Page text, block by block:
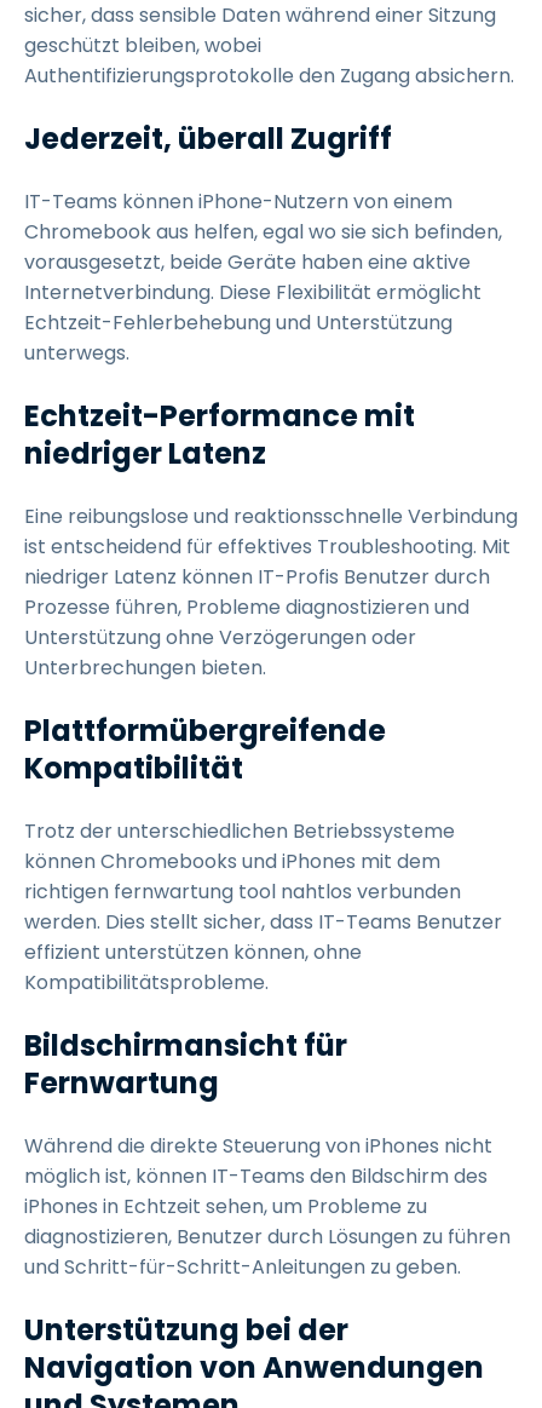
sicher, dass sensible Daten während einer Sitzung
geschützt bleiben, wobei
Authentifizierungsprotokolle den Zugang absichern.
Jederzeit, überall Zugriff
IT-Teams können iPhone-Nutzern von einem
Chromebook aus helfen, egal wo sie sich befinden,
vorausgesetzt, beide Geräte haben eine aktive
Internetverbindung. Diese Flexibilität ermöglicht
Echtzeit-Fehlerbehebung und Unterstützung
unterwegs.
Echtzeit-Performance mit
niedriger Latenz
Eine reibungslose und reaktionsschnelle Verbindung
ist entscheidend für effektives Troubleshooting. Mit
niedriger Latenz können IT-Profis Benutzer durch
Prozesse führen, Probleme diagnostizieren und
Unterstützung ohne Verzögerungen oder
Unterbrechungen bieten.
Plattformübergreifende
Kompatibilität
Trotz der unterschiedlichen Betriebssysteme
können Chromebooks und iPhones mit dem
richtigen fernwartung tool nahtlos verbunden
werden. Dies stellt sicher, dass IT-Teams Benutzer
effizient unterstützen können, ohne
Kompatibilitätsprobleme.
Bildschirmansicht für
Fernwartung
Während die direkte Steuerung von iPhones nicht
möglich ist, können IT-Teams den Bildschirm des
iPhones in Echtzeit sehen, um Probleme zu
diagnostizieren, Benutzer durch Lösungen zu führen
und Schritt-für-Schritt-Anleitungen zu geben.
Unterstützung bei der
Navigation von Anwendungen